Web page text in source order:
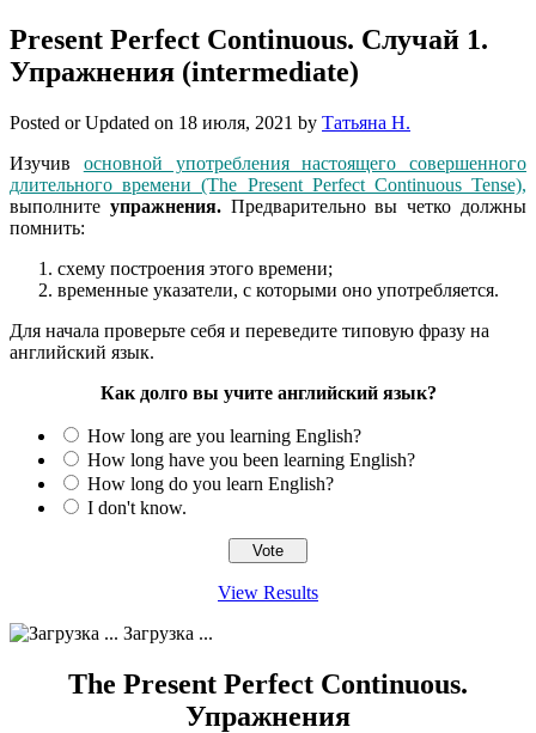
Present Perfect Continuous. Случай 1.
Упражнения (intermediate)
Posted or Updated on 18 июля, 2021 by Татьяна Н.
Изучив основной употребления настоящего совершенного
длительного времени (The Present Perfect Continuous Tense),
выполните упражнения.Предварительно вы четко должны
помнить:
схему построения этого времени;
временные указатели, с которыми оно употребляется.
Для начала проверьте себя и переведите типовую фразу на
английский язык.
Как долго вы учите английский язык?
How long are you learning English?
How long have you been learning English?
How long do you learn English?
I don't know.
View Results
Загрузка ...
The Present Perfect Continuous.
Упражнения